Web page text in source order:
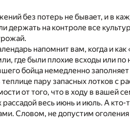
без потерь не бывает, и в
держать на контроле все
напомнит вам, когда и
где были плохие всходы или
бойца немедленно
пару запасных лотков с
от того, что в ходу в вашей
рассадой весь июнь и июль. А
Словом, не допустим